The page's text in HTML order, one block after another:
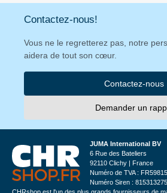
Contactez-nous!
Vous ne le regretterez pas, notre
aidera de tout son cœur.
Contactez-nous
Demander un
JUMA International BV
6 Rue des Bateliers
92110 Clichy | France
Numéro de TVA :
Numéro Siren : 815313275